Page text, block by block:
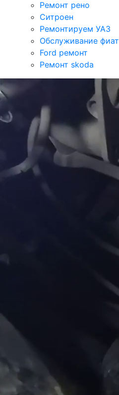
Ремонт рено
Ситроен
Ремонтируем УАЗ
Обслуживание фиат
Ford ремонт
Ремонт skoda